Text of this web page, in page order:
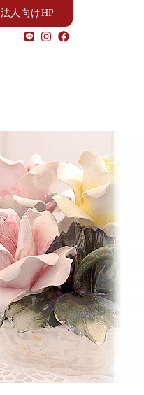
法人向けHP